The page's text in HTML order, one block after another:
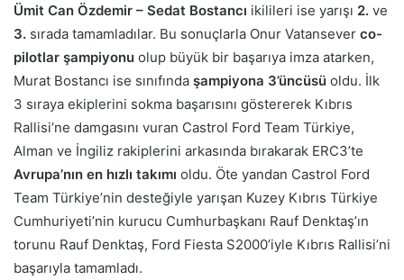
Ümit Can Özdemir – Sedat Bostancı ikilileri ise yarışı 2. ve
3. sırada tamamladılar. Bu sonuçlarla Onur Vatansever co-
pilotlar şampiyonu olup büyük bir başarıya imza atarken,
Murat Bostancı ise sınıfında şampiyona 3’üncüsü oldu. İlk
3 sıraya ekiplerini sokma başarısını göstererek Kıbrıs
Rallisi’ne damgasını vuran Castrol Ford Team Türkiye,
Alman ve İngiliz rakiplerini arkasında bırakarak ERC3’te
Avrupa’nın en hızlı takımı oldu. Öte yandan Castrol Ford
Team Türkiye’nin desteğiyle yarışan Kuzey Kıbrıs Türkiye
Cumhuriyeti’nin kurucu Cumhurbaşkanı Rauf Denktaş’ın
torunu Rauf Denktaş, Ford Fiesta S2000’iyle Kıbrıs Rallisi’ni
başarıyla tamamladı.